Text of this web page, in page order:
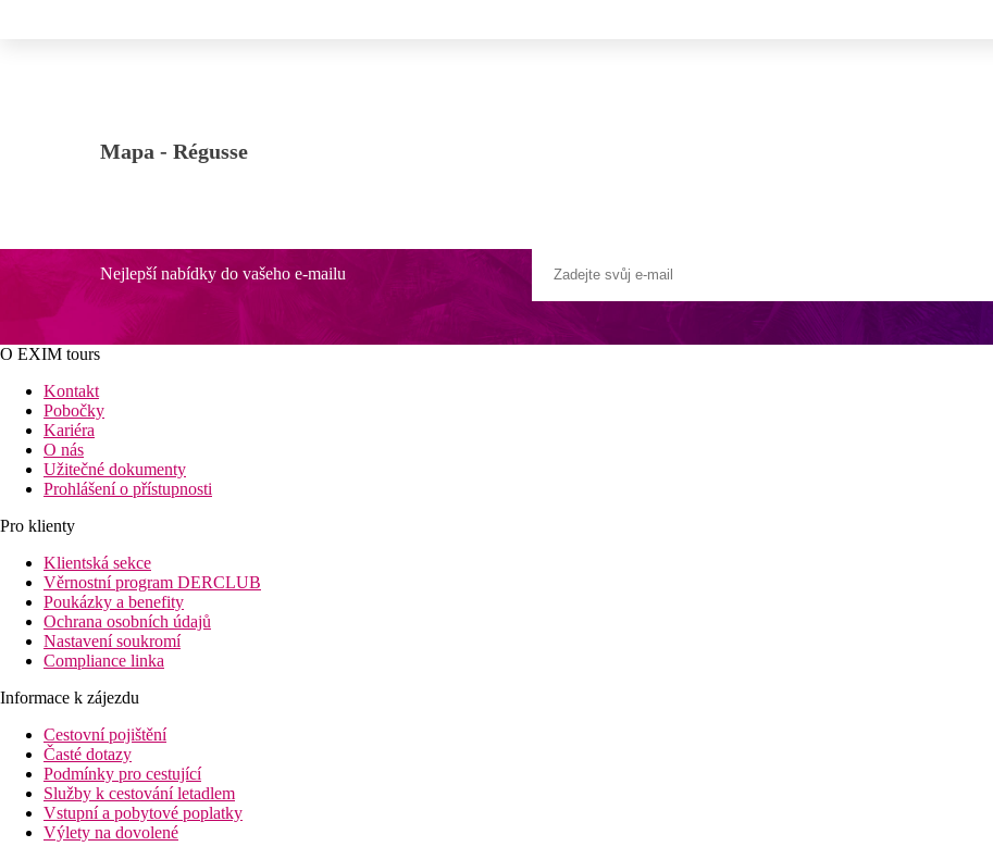
Mapa - Régusse
Nejlepší nabídky do vašeho e-mailu
O EXIM tours
Kontakt
Pobočky
Kariéra
O nás
Užitečné dokumenty
Prohlášení o přístupnosti
Pro klienty
Klientská sekce
Věrnostní program DERCLUB
Poukázky a benefity
Ochrana osobních údajů
Nastavení soukromí
Compliance linka
Informace k zájezdu
Cestovní pojištění
Časté dotazy
Podmínky pro cestující
Služby k cestování letadlem
Vstupní a pobytové poplatky
Výlety na dovolené